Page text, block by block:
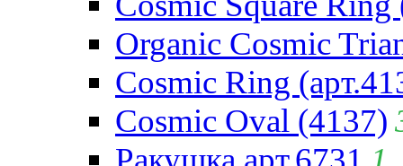
Organic Cosmic
Cosmic Ring
Cosmic Oval (4137)